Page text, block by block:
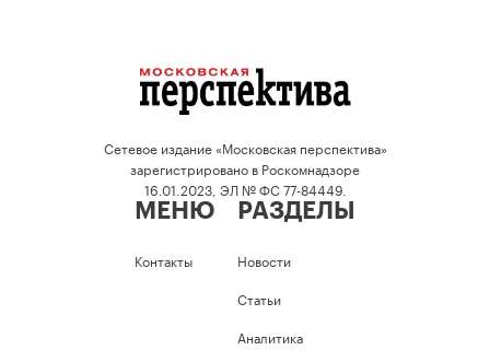
Сетевое издание «Московская перспектива»
зарегистрировано в Роскомнадзоре
16.01.2023, ЭЛ № ФС 77-84449.
МЕНЮ
Контакты
РАЗДЕЛЫ
Новости
Статьи
Аналитика